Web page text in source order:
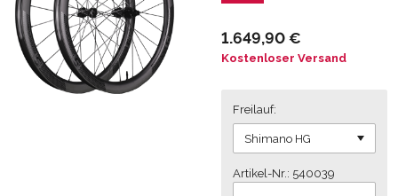
1.649,90 €
Kostenloser Versand
Freilauf:
Artikel-Nr.: 540039